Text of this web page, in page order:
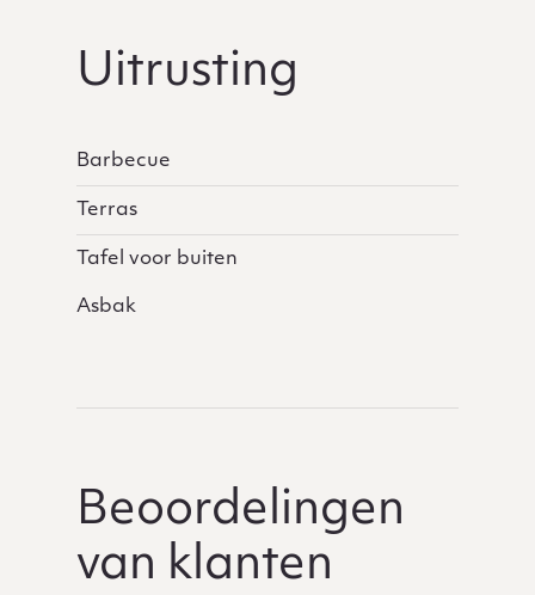
Uitrusting
Barbecue
Terras
Tafel voor buiten
Asbak
Beoordelingen
van klanten